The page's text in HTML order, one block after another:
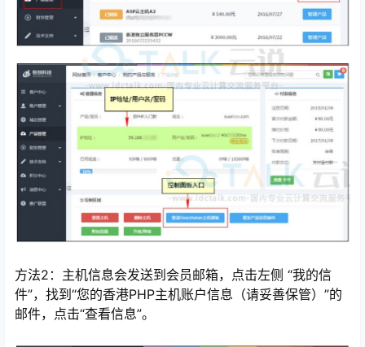
方法2：主机信息会发送到会员邮箱，点击左侧 “我的信
件”，找到“您的香港PHP主机账户信息（请妥善保管）”的
邮件，点击“查看信息”。